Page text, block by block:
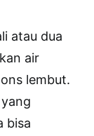
atau dua
air
lembut.
bisa